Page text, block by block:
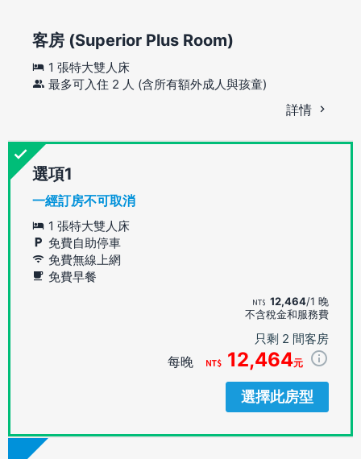
客房 (Superior Plus Room)
1 張特大雙人床
最多可入住 2 人 (含所有額外成人與孩童)
詳情
選項
一經訂房不可取消
1 張特大雙人床
免費自助停車
免費無線上網
免費早餐
12,464/1 晚
不含稅金和服務費
只剩 2 間客房
每晚 12,464元
選擇此房型